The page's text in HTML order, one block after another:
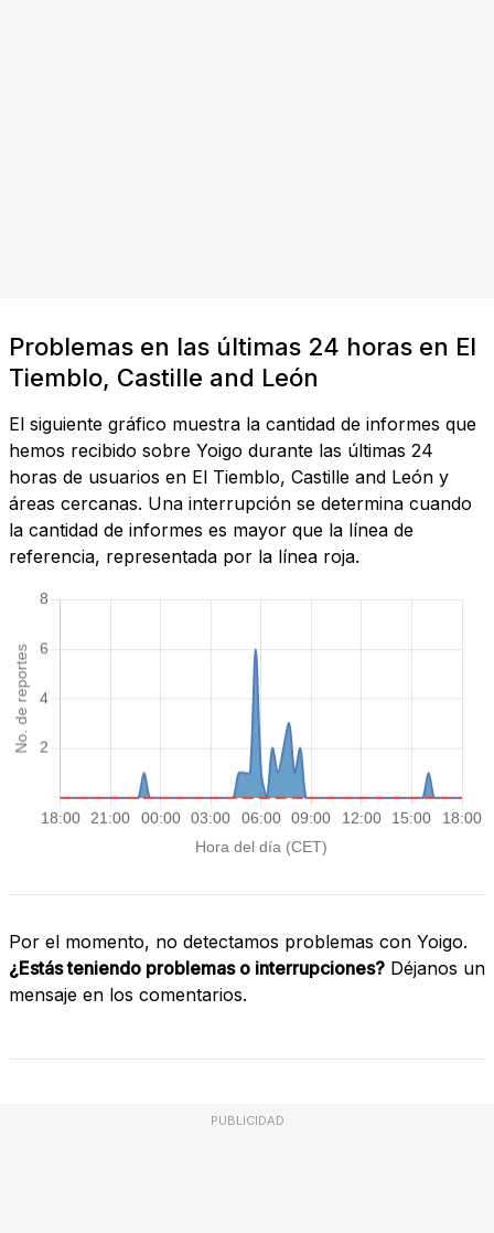
Problemas en las últimas 24 horas en El
Tiemblo, Castille and León
El siguiente gráfico muestra la cantidad de informes que
hemos recibido sobre Yoigo durante las últimas 24
horas de usuarios en El Tiemblo, Castille and León y
áreas cercanas. Una interrupción se determina cuando
la cantidad de informes es mayor que la línea de
referencia, representada por la línea roja.
Por el momento, no detectamos problemas con Yoigo.
¿Estás teniendo problemas o interrupciones? Déjanos un
mensaje en los comentarios.
PUBLICIDAD